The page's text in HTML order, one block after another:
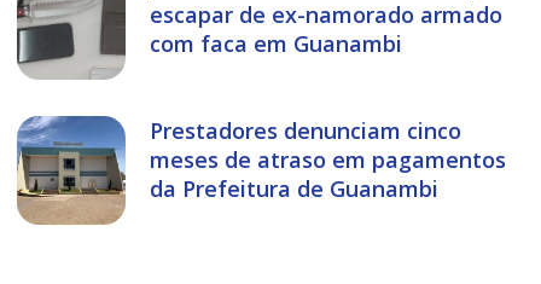
escapar de ex-namorado armado
com faca em Guanambi
Prestadores denunciam cinco
meses de atraso em pagamentos
da Prefeitura de Guanambi